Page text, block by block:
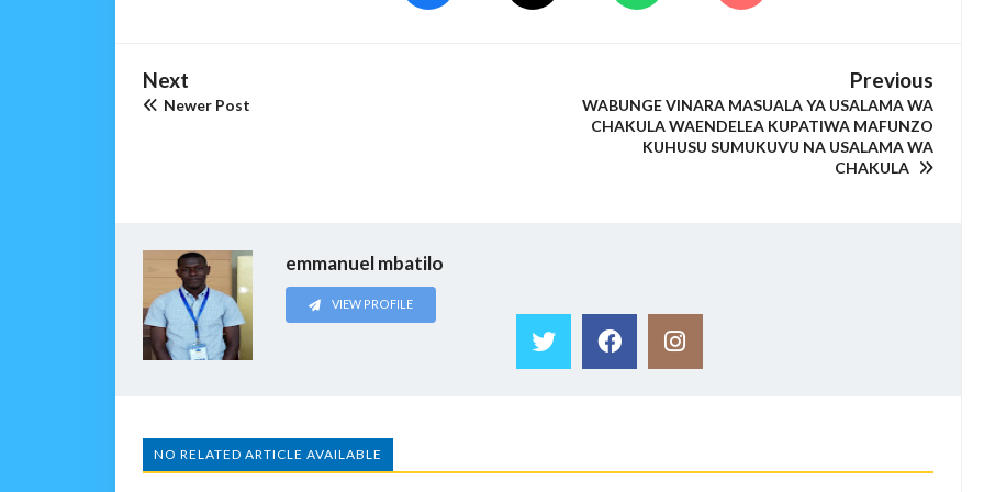
Next
Newer Post
Previous
WABUNGE VINARA MASUALA YA USALAMA WA
CHAKULA WAENDELEA KUPATIWA MAFUNZO
KUHUSU SUMUKUVU NA USALAMA WA
CHAKULA
emmanuel mbatilo
VIEW PROFILE
NO RELATED ARTICLE AVAILABLE